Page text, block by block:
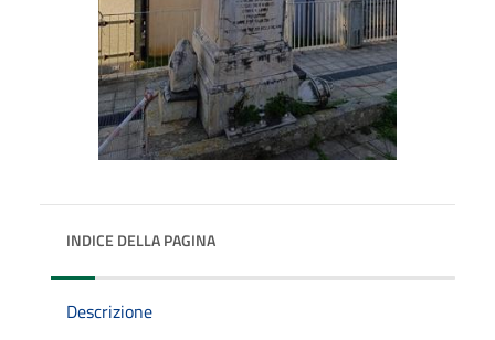
INDICE DELLA PAGINA
Descrizione